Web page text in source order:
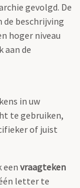
gevolgd. De
de beschrijving
hoger niveau
aan de
in uw
te gebruiken,
of juist
eenvraagteken
letter te